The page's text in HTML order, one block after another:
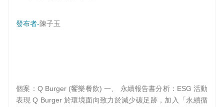
發布者-陳子玉
個案：Q Burger (饗樂餐飲) 一、 永續報告書分析：ESG 活動
表現 Q Burger 於環境面向致力於減少碳足跡，加入「永續循